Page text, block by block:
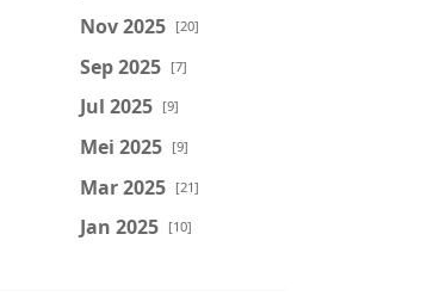
Nov 2025 [20]
Sep 2025 [7]
Jul 2025 [9]
Mei 2025 [9]
Mar 2025 [21]
Jan 2025 [10]